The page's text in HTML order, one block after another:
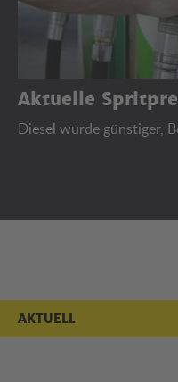
Aktuelle
Diesel wurde günstiger,
AKTUELL